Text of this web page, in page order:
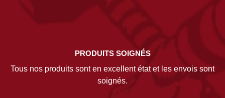
PRODUITS SOIGNÉS
Tous nos produits sont en excellent état et les envois sont
soignés.